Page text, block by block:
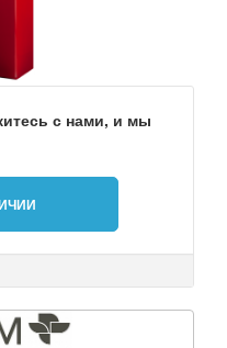
с нами, и мы